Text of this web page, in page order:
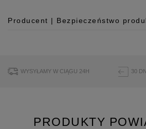
Producent | Bezpieczeństwo
ul. Buforowa 125/H-10a
Pobierz instrukcję bezpieczeństwa
WYSYŁAMY W CIĄGU 24H 30
PRODUKTY